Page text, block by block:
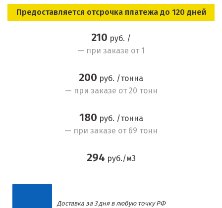
Предоставляется отсрочка платежа до 120 дней
210 руб. /
— при заказе от 1
200 руб. /тонна
— при заказе от 20 тонн
180 руб. /тонна
— при заказе от 69 тонн
294 руб./м3
Доставка за 3 дня в любую точку РФ